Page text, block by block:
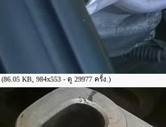
(86.05 KB, 984x553 - ดู 29977 ครั้ง.)